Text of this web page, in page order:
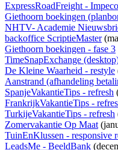
ExpressRoadFreight - Impeco
Giethoorn boekingen
NHTV- Academie
backoffice ScriptieMaster
Giethoorn boekingen - fase 3
TimeSnapExchange
De Kleine Waarheid - restyle
Aanstrand (afhandeling
SpanjeVakantieTips - refresh
FrankrijkVakantieTips -
TurkijeVakantieTips - refresh
Zomervakantie Op Maat
TuinEnKlussen - responsive
LeadsMe - BeeldBank